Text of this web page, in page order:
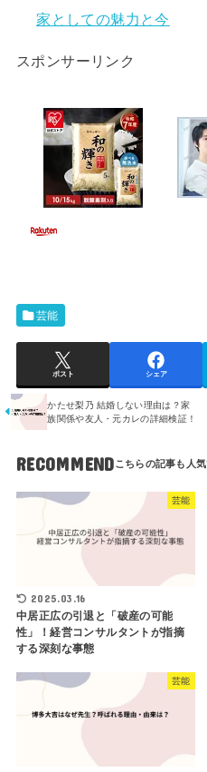
家としての魅力と今
スポンサーリンク
芸能
ポスト シェア
かたせ梨乃 結婚しない理由は？家
族関係や友人・元カレの詳細検証！
RECOMMEND
芸能
2025.03.16
中居正広の引退と「破産の可能
性」！経営コンサルタントが指摘
する深刻な事態
芸能